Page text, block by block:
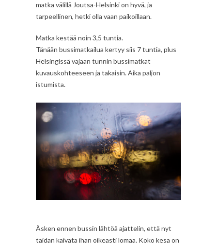
matka välillä Joutsa-Helsinki on hyvä, ja
tarpeellinen, hetki olla vaan paikoillaan.
Matka kestää noin 3,5 tuntia.
Tänään bussimatkailua kertyy siis 7 tuntia, plus
Helsingissä vajaan tunnin bussimatkat
kuvauskohteeseen ja takaisin. Aika paljon
istumista.
Äsken ennen bussin lähtöä ajattelin, että nyt
taidan kaivata ihan oikeasti lomaa. Koko kesä on